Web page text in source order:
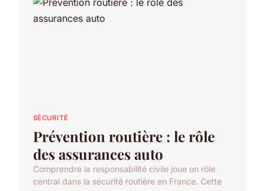
SÉCURITÉ
Prévention routière : le rôle
des assurances auto
Comprendre la responsabilité civile joue un rôle
central dans la sécurité routière en France. Cette